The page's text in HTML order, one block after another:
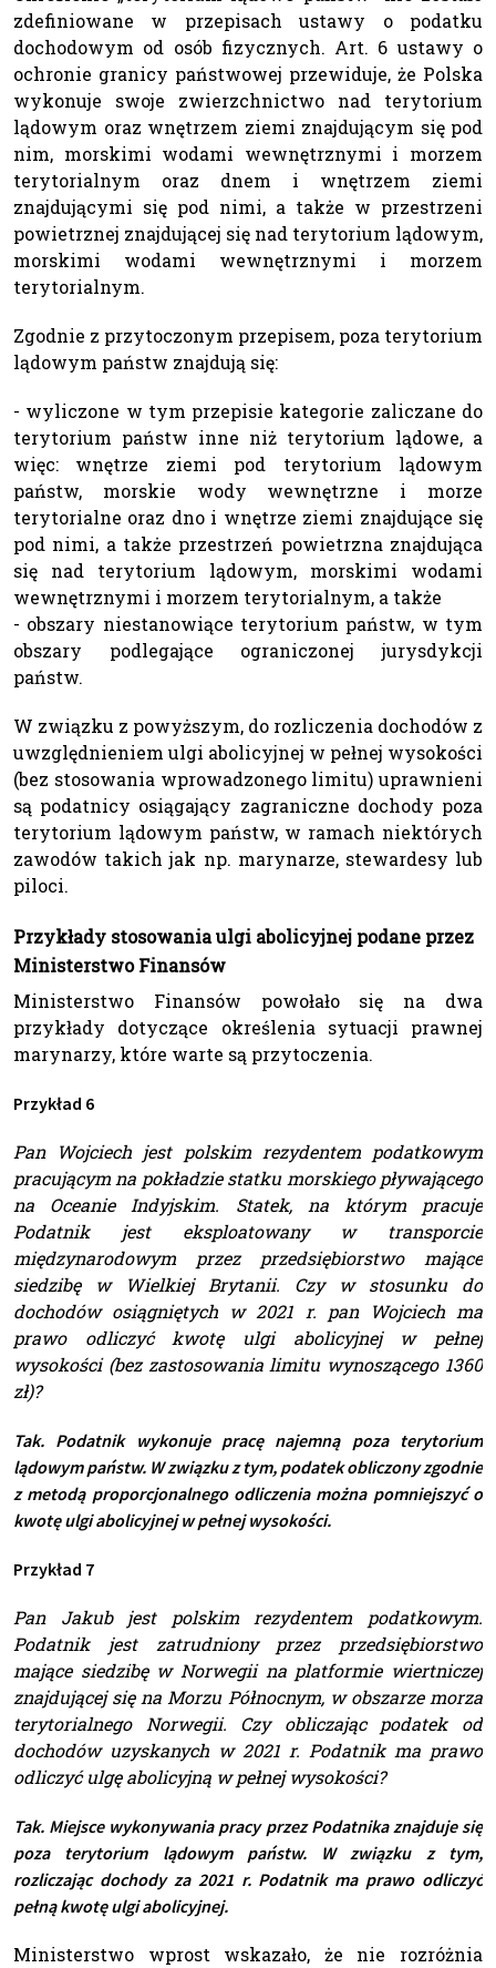
zdefiniowane w przepisach ustawy o podatku
dochodowym od osób fizycznych. Art. 6 ustawy o
ochronie granicy państwowej przewiduje, że Polska
wykonuje swoje zwierzchnictwo nad terytorium
lądowym oraz wnętrzem ziemi znajdującym się pod
nim, morskimi wodami wewnętrznymi i morzem
terytorialnym oraz dnem i wnętrzem ziemi
znajdującymi się pod nimi, a także w przestrzeni
powietrznej znajdującej się nad terytorium lądowym,
morskimi wodami wewnętrznymi i morzem
terytorialnym.
Zgodnie z przytoczonym przepisem, poza terytorium
lądowym państw znajdują się:
- wyliczone w tym przepisie kategorie zaliczane do
terytorium państw inne niż terytorium lądowe, a
więc: wnętrze ziemi pod terytorium lądowym
państw, morskie wody wewnętrzne i morze
terytorialne oraz dno i wnętrze ziemi znajdujące się
pod nimi, a także przestrzeń powietrzna znajdująca
się nad terytorium lądowym, morskimi wodami
wewnętrznymi i morzem terytorialnym, a także
- obszary niestanowiące terytorium państw, w tym
obszary podlegające ograniczonej jurysdykcji
państw.
W związku z powyższym, do rozliczenia dochodów z
uwzględnieniem ulgi abolicyjnej w pełnej wysokości
(bez stosowania wprowadzonego limitu) uprawnieni
są podatnicy osiągający zagraniczne dochody poza
terytorium lądowym państw, w ramach niektórych
zawodów takich jak np. marynarze, stewardesy lub
piloci.
Przykłady stosowania ulgi abolicyjnej podane przez
Ministerstwo Finansów
Ministerstwo Finansów powołało się na dwa
przykłady dotyczące określenia sytuacji prawnej
marynarzy, które warte są przytoczenia.
Przykład 6
Pan Wojciech jest polskim rezydentem podatkowym
pracującym na pokładzie statku morskiego pływającego
na Oceanie Indyjskim. Statek, na którym pracuje
Podatnik jest eksploatowany w transporcie
międzynarodowym przez przedsiębiorstwo mające
siedzibę w Wielkiej Brytanii. Czy w stosunku do
dochodów osiągniętych w 2021 r. pan Wojciech ma
prawo odliczyć kwotę ulgi abolicyjnej w pełnej
wysokości (bez zastosowania limitu wynoszącego 1360
zł)?
Tak. Podatnik wykonuje pracę najemną poza terytorium
lądowym państw. W związku z tym, podatek obliczony zgodnie
z metodą proporcjonalnego odliczenia można pomniejszyć o
kwotę ulgi abolicyjnej w pełnej wysokości.
Przykład 7
Pan Jakub jest polskim rezydentem podatkowym.
Podatnik jest zatrudniony przez przedsiębiorstwo
mające siedzibę w Norwegii na platformie wiertniczej
znajdującej się na Morzu Północnym, w obszarze morza
terytorialnego Norwegii. Czy obliczając podatek od
dochodów uzyskanych w 2021 r. Podatnik ma prawo
odliczyć ulgę abolicyjną w pełnej wysokości?
Tak. Miejsce wykonywania pracy przez Podatnika znajduje się
poza terytorium lądowym państw. W związku z tym,
rozliczając dochody za 2021 r. Podatnik ma prawo odliczyć
pełną kwotę ulgi abolicyjnej.
Ministerstwo wprost wskazało, że nie rozróżnia